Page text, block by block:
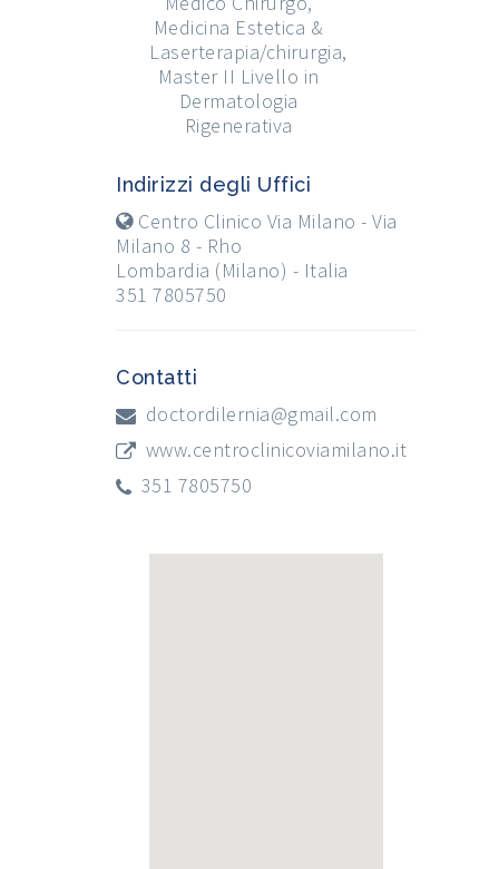
Medicina Estetica &
Laserterapia/chirurgia,
Master II Livello in
Dermatologia
Rigenerativa
Indirizzi degli Uffici
Centro Clinico Via Milano - Via
Milano 8 - Rho
Lombardia (Milano) - Italia
351 7805750
Contatti
doctordilernia@gmail.com
www.centroclinicoviamilano.it
351 7805750